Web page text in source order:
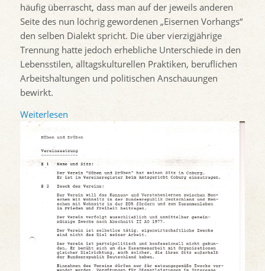
häufig überrascht, dass man auf der jeweils anderen
Seite des nun löchrig gewordenen „Eisernen Vorhangs“
den selben Dialekt spricht. Die über vierzigjährige
Trennung hatte jedoch erhebliche Unterschiede in den
Lebensstilen, alltagskulturellen Praktiken, beruflichen
Arbeitshaltungen und politischen Anschauungen
bewirkt.
Weiterlesen